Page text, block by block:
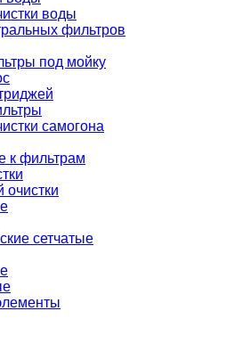
воды
фильтров
под мойку
самогона
к фильтрам
очистки
сетчатые